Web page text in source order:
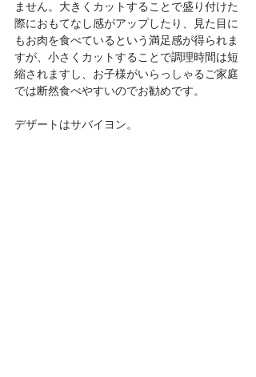
ません。大きくカットすることで盛り付けた
際におもてなし感がアップしたり、見た目に
もお肉を食べているという満足感が得られま
すが、小さくカットすることで調理時間は短
縮されますし、お子様がいらっしゃるご家庭
では断然食べやすいのでお勧めです。
デザートはサバイヨン。